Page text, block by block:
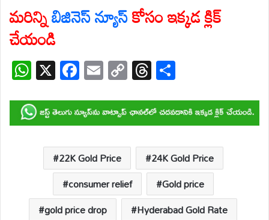
మరిన్నిబిజినెస్ న్యూస్కోసం ఇక్కడ క్లిక్
చేయండి
W
h
at
s
A
X F
ac
e
b
o
o
k
E
m
ail
C
o
p
y
Li
n
k
T
hr
e
a
d
s
ar
e
22K Gold Price
24K Gold Price
consumer relief
Gold price
gold price drop
Hyderabad Gold Rate